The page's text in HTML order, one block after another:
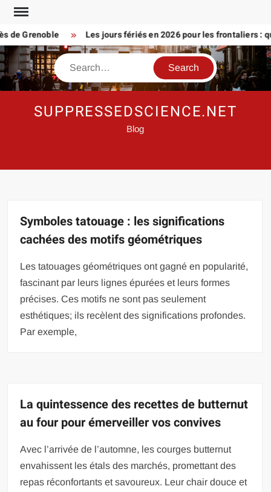
Skip
content
Grenoble Les jours fériés en 2026 pour les frontaliers : que
Search
SUPPRESSEDSCIENCE.NET
Blog
Symboles tatouage : les significations
cachées des motifs géométriques
Les tatouages géométriques ont gagné en popularité,
fascinant par leurs lignes épurées et leurs formes
précises. Ces motifs ne sont pas seulement
esthétiques; ils recèlent des significations profondes.
Par exemple,
La quintessence des recettes de butternut
au four pour émerveiller vos convives
Avec l’arrivée de l’automne, les courges butternut
envahissent les étals des marchés, promettant des
repas réconfortants et savoureux. Leur chair douce et